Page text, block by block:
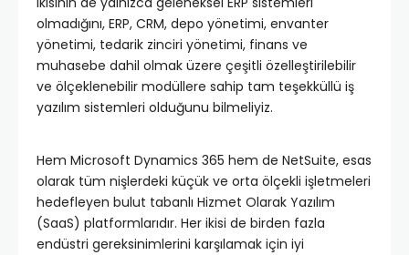
olmadığını, ERP, CRM, depo yönetimi, envanter
yönetimi, tedarik zinciri yönetimi, finans ve
muhasebe dahil olmak üzere çeşitli özelleştirilebilir
ve ölçeklenebilir modüllere sahip tam teşekküllü iş
yazılım sistemleri olduğunu bilmeliyiz.
Hem Microsoft Dynamics 365 hem de NetSuite, esas
olarak tüm nişlerdeki küçük ve orta ölçekli işletmeleri
hedefleyen bulut tabanlı Hizmet Olarak Yazılım
(SaaS) platformlarıdır. Her ikisi de birden fazla
endüstri gereksinimlerini karşılamak için iyi